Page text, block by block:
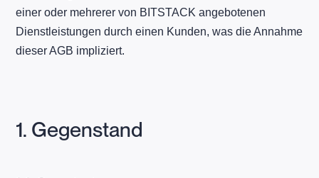
einer oder mehrerer von BITSTACK angebotenen
Dienstleistungen durch einen Kunden, was die Annahme
dieser AGB impliziert.
1. Gegenstand